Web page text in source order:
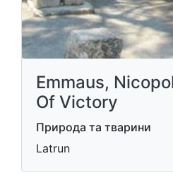
Emmaus,
Of Victory
Природа та тварини
Latrun